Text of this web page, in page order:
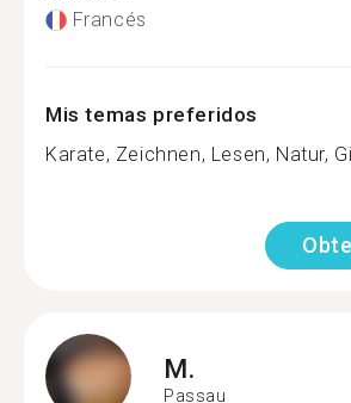
Francés
Mis temas preferidos
Karate, Zeichnen, Lesen, Natur,
M.
Passau